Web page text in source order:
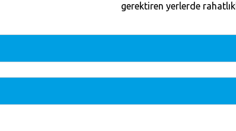
gerektiren yerlerde